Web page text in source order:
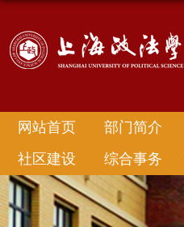
网站首页 部门简介
社区建设
综合事务